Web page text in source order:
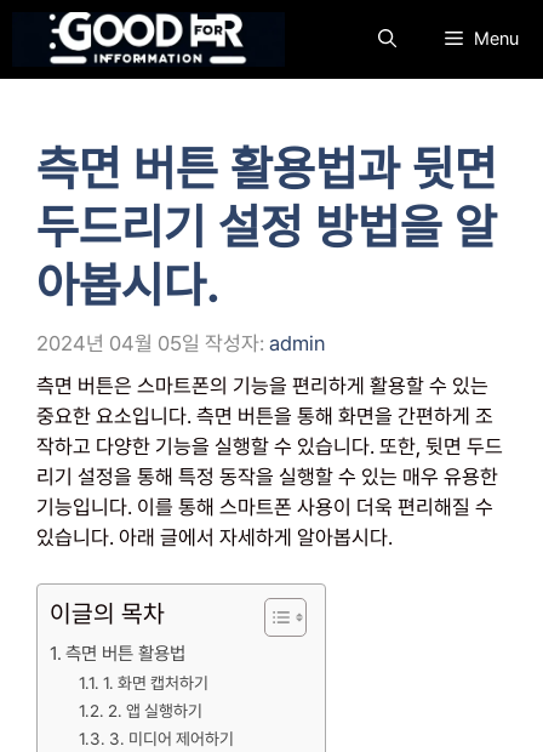
츠
Menu
측면 버튼 활용법과 뒷면
두드리기 설정 방법을 알
아봅시다.
2024년 04월 05일 작성자: admin
측면 버튼은 스마트폰의 기능을 편리하게 활용할 수 있는
중요한 요소입니다. 측면 버튼을 통해 화면을 간편하게 조
작하고 다양한 기능을 실행할 수 있습니다. 또한, 뒷면 두드
리기 설정을 통해 특정 동작을 실행할 수 있는 매우 유용한
기능입니다. 이를 통해 스마트폰 사용이 더욱 편리해질 수
있습니다. 아래 글에서 자세하게 알아봅시다.
이글의 목차
측면 버튼 활용법
1. 화면 캡처하기
2. 앱 실행하기
3. 미디어 제어하기